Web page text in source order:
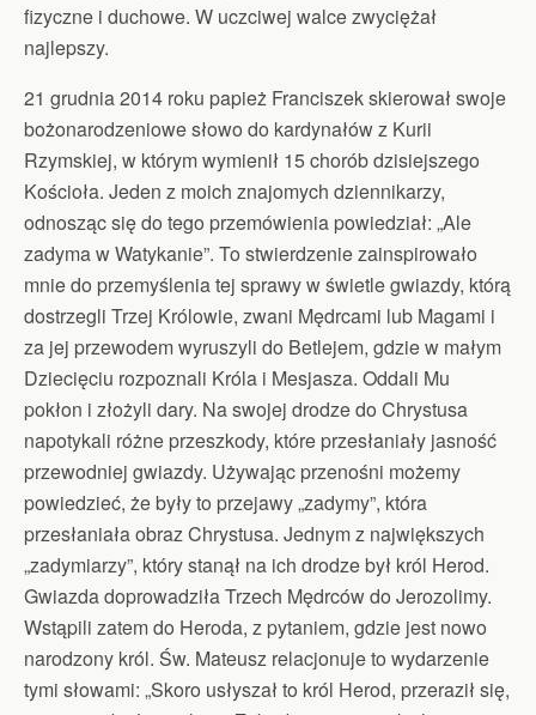
fizyczne i duchowe. W uczciwej walce zwyciężał
najlepszy.
21 grudnia 2014 roku papież Franciszek skierował swoje
bożonarodzeniowe słowo do kardynałów z Kurii
Rzymskiej, w którym wymienił 15 chorób dzisiejszego
Kościoła. Jeden z moich znajomych dziennikarzy,
odnosząc się do tego przemówienia powiedział: „Ale
zadyma w Watykanie”. To stwierdzenie zainspirowało
mnie do przemyślenia tej sprawy w świetle gwiazdy, którą
dostrzegli Trzej Królowie, zwani Mędrcami lub Magami i
za jej przewodem wyruszyli do Betlejem, gdzie w małym
Dziecięciu rozpoznali Króla i Mesjasza. Oddali Mu
pokłon i złożyli dary. Na swojej drodze do Chrystusa
napotykali różne przeszkody, które przesłaniały jasność
przewodniej gwiazdy. Używając przenośni możemy
powiedzieć, że były to przejawy „zadymy”, która
przesłaniała obraz Chrystusa. Jednym z największych
„zadymiarzy”, który stanął na ich drodze był król Herod.
Gwiazda doprowadziła Trzech Mędrców do Jerozolimy.
Wstąpili zatem do Heroda, z pytaniem, gdzie jest nowo
narodzony król. Św. Mateusz relacjonuje to wydarzenie
tymi słowami: „Skoro usłyszał to król Herod, przeraził się,